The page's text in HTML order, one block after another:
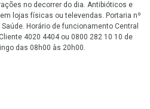
no decorrer do dia. Antibióticos e
lojas físicas ou televendas. Portaria nº
Horário de funcionamento Central
4020 4404 ou 0800 282 10 10 de
das 08h00 às 20h00.